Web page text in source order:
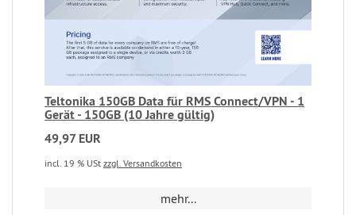
Teltonika 150GB Data für RMS Connect/VPN - 1
Gerät - 150GB (10 Jahre gültig)
49,97 EUR
incl. 19 % USt zzgl. Versandkosten
mehr...